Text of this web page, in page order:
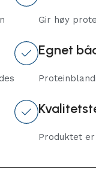
Gir høy
Egnet
Produktet